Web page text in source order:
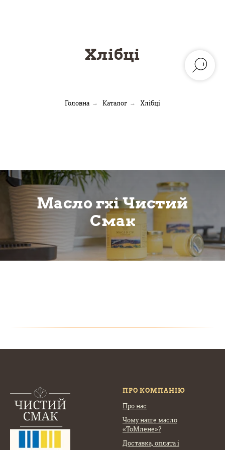
Хлібці
Головна → Каталог → Хлібці
Масло гхі Чистий
Смак
ПРО КОМПАНІЮ
Про нас
Чому наше масло
«ТоМлене»?
Доставка, оплата і